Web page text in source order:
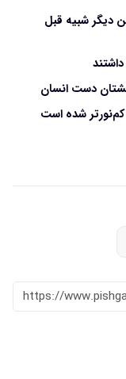
دیگر شبیه قبل
دست انسان
شده است
https://